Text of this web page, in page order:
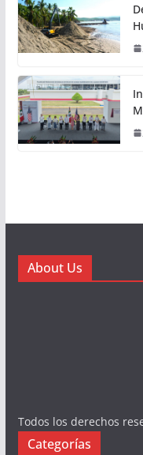
About Us
Todos los derechos
Categorías